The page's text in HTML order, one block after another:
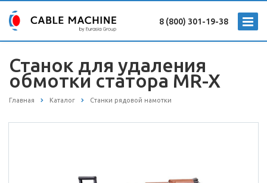
8 (800) 301-19-38
Станок для удаления
обмотки статора MR-X
Главная Каталог Станки рядовой намотки